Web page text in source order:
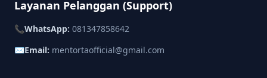
Layanan Pelanggan (Support)
📞WhatsApp: 081347858642
✉️Email: mentortaofficial@gmail.com